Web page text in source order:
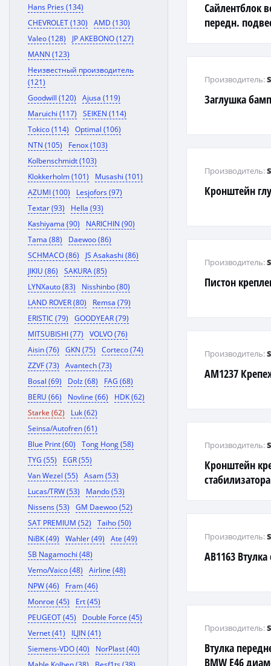
Hans Pries (134)
CHEVROLET (130)
AMD (130)
Valeo (128)
JP AKEBONO (127)
MANN (123)
Неизвестный производитель
(121)
Goodwill (120)
Ajusa (119)
Maruichi (117)
SEIKEN (114)
Tokico (114)
Optimal (106)
NTN (105)
Fenox (103)
Kolbenschmidt (103)
Klokkerholm (101)
Musashi (101)
AZUMI (100)
Lesjofors (97)
Textar (93)
Hella (93)
Kashiyama (90)
NARICHIN (90)
Tama (88)
Daewoo (86)
SCHMACO (86)
JS Asakashi (86)
JIKIU (86)
SAKURA (85)
LYNXauto (83)
Nisshinbo (80)
LAND ROVER (80)
Remsa (79)
ERISTIC (79)
GOODYEAR (79)
MITSUBISHI (77)
VOLVO (76)
Aisin (76)
GKN (75)
Corteco (74)
ZZVF (73)
Avantech (73)
Bosal (69)
Dolz (68)
FAG (68)
BERU (66)
Novline (66)
HDK (62)
Starke (62)
Luk (62)
Seinsa/Autofren (61)
Blue Print (60)
Tong Hong (58)
TYG (55)
EGR (55)
Van Wezel (55)
Asam (53)
Lucas/TRW (53)
Mando (53)
Nissens (53)
GM Daewoo (52)
SAT PREMIUM (52)
Taiho (50)
NiBK (49)
Wahler (49)
Ate (49)
SB Nagamochi (48)
Vemo/Vaico (48)
Airline (48)
NPW (46)
Fram (46)
Monroe (45)
Ert (45)
PEUGEOT (45)
Double Force (45)
Vernet (41)
ILJIN (41)
Siemens-VDO (40)
NorPlast (40)
Сайлентблок
передн.
Заглушка
Производитель:
Кронштейн
Производитель:
Пистон
Производитель:
AM1237
Производитель:
Кронштейн
стабилизатора
Производитель:
AB1163
Производитель:
Втулка
BMW E46
Производитель: